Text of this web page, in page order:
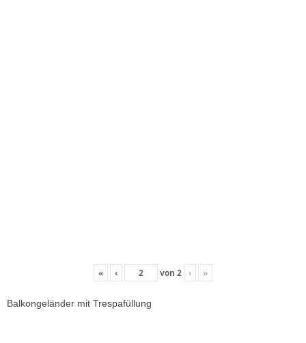
« ‹ von 2 › »
Balkongeländer mit Trespafüllung